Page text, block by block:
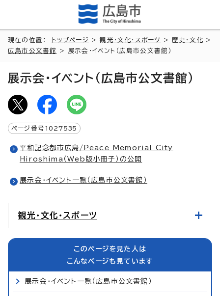
現在の位置： トップページ >観光・文化・スポーツ > 歴史・文化 >
広島市公文書館
> 展示会・イベント（広島市公文書館）
展示会・イベント（広島市公文書館）
ページ番号 1027535
平和記念都市広島/Peace Memorial City
Hiroshima（Web版小冊子）の公開
展示会・イベント一覧（広島市公文書館）
観光・文化・スポーツ
このページを見た人は
こんなページも見ています
展示会・イベント一覧（広島市公文書館）